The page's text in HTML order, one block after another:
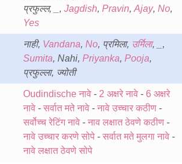
प्रफुल्ल, _, Jagdish, Pravin, Ajay, No,
Yes
नाही, Vandana, No, प्रमिला, उर्मिला, _,
Sumita, Nahi, Priyanka, Pooja,
प्रफुल्ला, ज्योती
Oudindische नावे - 2 अक्षरे नावे - 6 अक्षरे
नावे - सर्वात मते नावे - नावे उच्चार कठीण -
सर्वोच्च रेटिंग नावे - नाव लक्षात ठेवणे कठीण -
नावे उच्चार करणे सोपे - सर्वात मते मुलगा नावे -
नावे लक्षात ठेवणे सोपे